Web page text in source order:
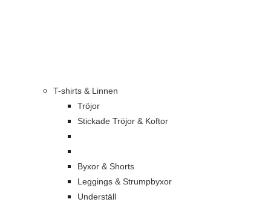
T-shirts & Linnen
Tröjor
Stickade Tröjor & Koftor
Byxor & Shorts
Leggings & Strumpbyxor
Underställ